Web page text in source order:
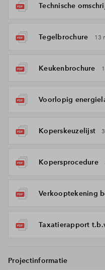
Technische
Tegelbrochure 13
Keukenbrochure
Voorlopig
Koperskeuzelijst
Kopersprocedure
Verkooptekening
Taxatierapport
Projectinformatie